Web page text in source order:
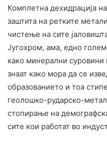
Комплетна дехидрација
заштита на ретките
чистење на сите
Југохром, ама, едно
како минерални суровини
знаат како мора да се
образованието и тоа
геолошко-рударско-
стопирање на
сите кои работат во